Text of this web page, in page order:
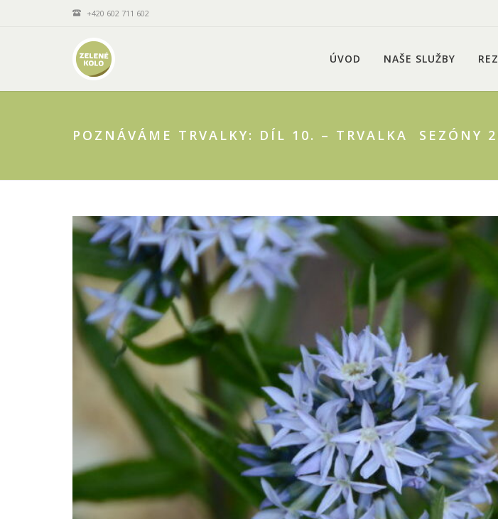
+420 602 711 602
ÚVOD NAŠE SLUŽBY
POZNÁVÁME TRVALKY: DÍL 10. – TRVALKA SEZÓNY